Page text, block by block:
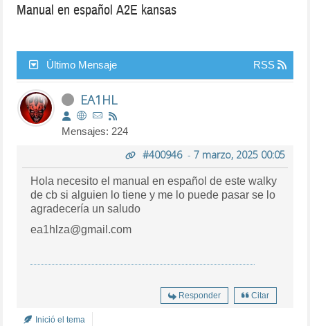
Manual en español A2E kansas
Último Mensaje RSS
EA1HL
Mensajes: 224
#400946- 7 marzo, 2025 00:05
Hola necesito el manual en español de este walky
de cb si alguien lo tiene y me lo puede pasar se lo
agradecería un saludo
ea1hlza@gmail.com
Responder Citar
Inició el tema